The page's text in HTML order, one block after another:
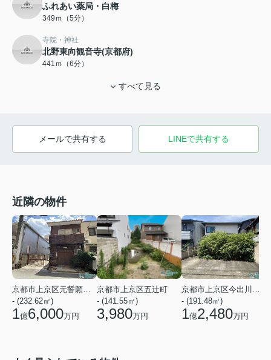
ふれあい薬局・白梅
349ｍ（5分）
寺院・神社
北野東向観音寺(京都府)
441ｍ（6分）
すべて見る
メールで共有する LINEで共有する
近隣の物件
- (232.62㎡)
1億6,000万円
京都市上京区五辻町
- (141.55㎡)
3,980万円
- (191.48㎡)
1億2,480万円